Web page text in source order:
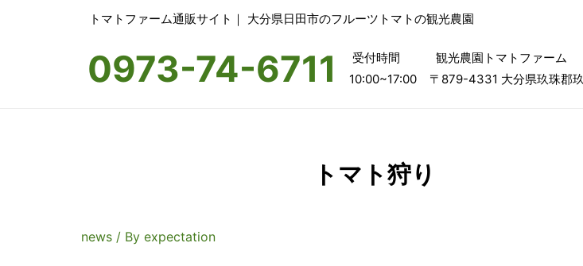
トマトファーム通販サイト｜ 大分県日田市のフルーツトマトの観光農園
0973-74-6711
受付時間
10:00~17:00
観光農園トマトファーム
〒879-4331 大分県玖珠郡
トマト狩り
news / By expectation